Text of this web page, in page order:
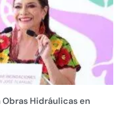
Hidráulicas en